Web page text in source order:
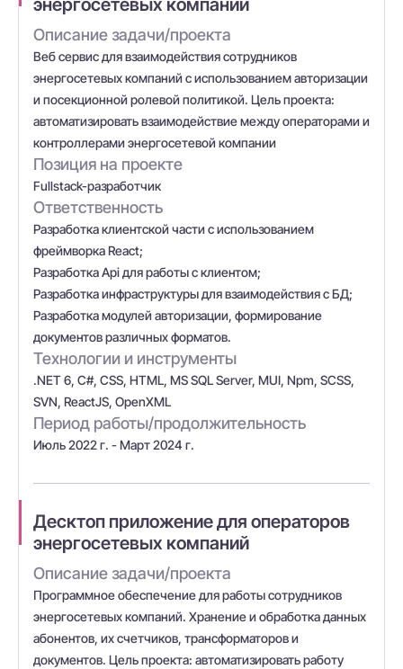
энергосетевых компаний
Описание задачи/проекта
Веб сервис для взаимодействия сотрудников
энергосетевых компаний с использованием авторизации
и посекционной ролевой политикой. Цель проекта:
автоматизировать взаимодействие между операторами и
контроллерами энергосетевой компании
Позиция на проекте
Fullstack-разработчик
Ответственность
Разработка клиентской части с использованием
фреймворка React;
Разработка Api для работы с клиентом;
Разработка инфраструктуры для взаимодействия с БД;
Разработка модулей авторизации, формирование
документов различных форматов.
Технологии и инструменты
.NET 6, C#, CSS, HTML, MS SQL Server, MUI, Npm, SCSS,
SVN, ReactJS, OpenXML
Период работы/продолжительность
Июль 2022 г. - Март 2024 г.
Десктоп приложение для операторов
энергосетевых компаний
Описание задачи/проекта
Программное обеспечение для работы сотрудников
энергосетевых компаний. Хранение и обработка данных
абонентов, их счетчиков, трансформаторов и
документов. Цель проекта: автоматизировать работу